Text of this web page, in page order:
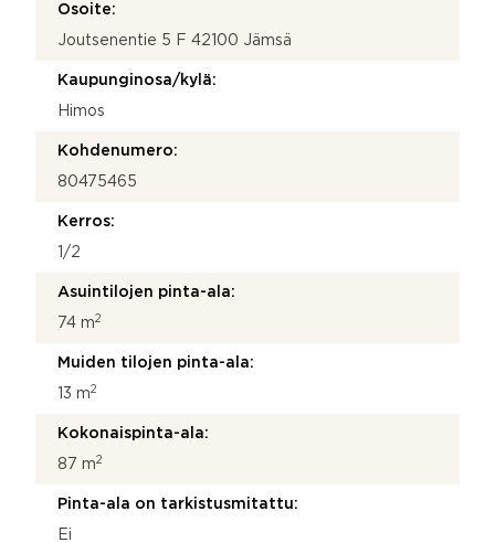
Osoite:
Joutsenentie 5 F 42100 Jämsä
Kaupunginosa/kylä:
Himos
Kohdenumero:
80475465
Kerros:
1/2
Asuintilojen pinta-ala:
74 m2
Muiden tilojen pinta-ala:
13 m2
Kokonaispinta-ala:
87 m2
Pinta-ala on tarkistusmitattu:
Ei